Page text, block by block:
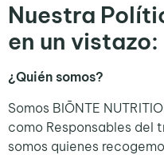
Nuestra
en un vistazo:
¿Quién somos?
Somos BIŌNTE
como Responsables del
somos quienes